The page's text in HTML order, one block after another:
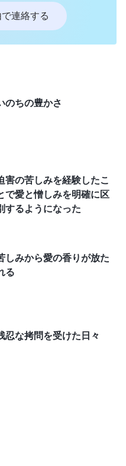
この人たちが私に何を
べてに向き合います。
はあなたにすがって生
を利用する機会を少し
きユダにならないよう
するあいだ、私は教会
い続けました。
り試練に立ち向かう、
ようとしたりできるだ
だ。逆境の中で私は御
される。私は死も恐れ
切に勝り」
は神が満足されることだ
の中が尽きせぬ力でい
くださる知恵と力に頼
と決意しました。警官
と、教会で私と同じ本
トファミリー宅の姉
たのです。すると警官
連絡する
のちの豊かさ
害の苦しみを経験したこ
で愛と憎しみを明確に区
するようになった
しみから愛の香りが放た
る
忍な拷問を受けた日々